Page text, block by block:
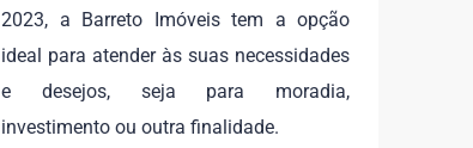
2023, a Barreto Imóveis tem a opção
ideal para atender às suas necessidades
e desejos, seja para moradia,
investimento ou outra finalidade.